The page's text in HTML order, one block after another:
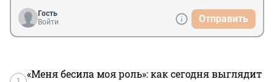
Гость
Войти
Отправить
«Меня бесила моя роль»: как сегодня выглядит